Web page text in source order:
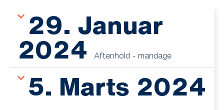
29. Januar
2024
Aftenhold - mandage
5. Marts 2024